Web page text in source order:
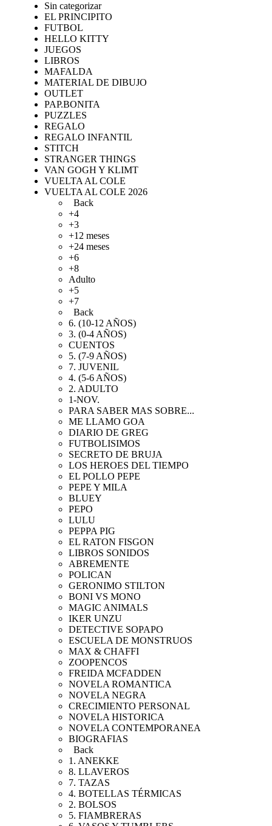
Sin categorizar
EL PRINCIPITO
FUTBOL
HELLO KITTY
JUEGOS
LIBROS
MAFALDA
MATERIAL DE DIBUJO
OUTLET
PAP.BONITA
PUZZLES
REGALO
REGALO INFANTIL
STITCH
STRANGER THINGS
VAN GOGH Y KLIMT
VUELTA AL COLE
VUELTA AL COLE 2026
Back
+4
+3
+12 meses
+24 meses
+6
+8
Adulto
+5
+7
Back
6. (10-12 AÑOS)
3. (0-4 AÑOS)
CUENTOS
5. (7-9 AÑOS)
7. JUVENIL
4. (5-6 AÑOS)
2. ADULTO
1-NOV.
PARA SABER MAS SOBRE...
ME LLAMO GOA
DIARIO DE GREG
FUTBOLISIMOS
SECRETO DE BRUJA
LOS HEROES DEL TIEMPO
EL POLLO PEPE
PEPE Y MILA
BLUEY
PEPO
LULU
PEPPA PIG
EL RATON FISGON
LIBROS SONIDOS
ABREMENTE
POLICAN
GERONIMO STILTON
BONI VS MONO
MAGIC ANIMALS
IKER UNZU
DETECTIVE SOPAPO
ESCUELA DE MONSTRUOS
MAX & CHAFFI
ZOOPENCOS
FREIDA MCFADDEN
NOVELA ROMANTICA
NOVELA NEGRA
CRECIMIENTO PERSONAL
NOVELA HISTORICA
NOVELA CONTEMPORANEA
BIOGRAFIAS
Back
1. ANEKKE
8. LLAVEROS
7. TAZAS
4. BOTELLAS TÉRMICAS
2. BOLSOS
5. FIAMBRERAS